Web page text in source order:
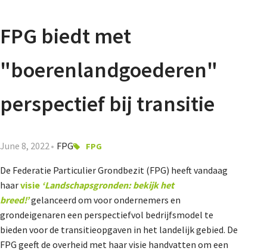
FPG biedt met
"boerenlandgoederen"
perspectief bij transitie
June 8, 2022 FPG FPG
De Federatie Particulier Grondbezit (FPG) heeft vandaag
haarvisie ‘Landschapsgronden: bekijk het
breed!’gelanceerd om voor ondernemers en
grondeigenaren een perspectiefvol bedrijfsmodel te
bieden voor de transitieopgaven in het landelijk gebied. De
FPG geeft de overheid met haar visie handvatten om een
Provincies
Dossiers